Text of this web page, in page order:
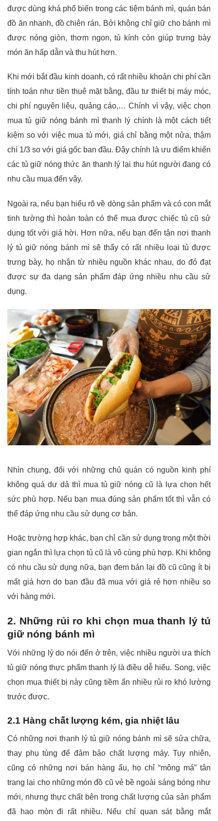
được dùng khá phổ biến trong các tiệm bánh mì, quán bán
đồ ăn nhanh, đồ chiên rán. Bởi không chỉ giữ cho bánh mì
được nóng giòn, thơm ngon, tủ kính còn giúp trưng bày
món ăn hấp dẫn và thu hút hơn.
Khi mới bắt đầu kinh doanh, có rất nhiều khoản chi phí cần
tính toán như tiền thuê mặt bằng, đầu tư thiết bị máy móc,
chi phí nguyên liệu, quảng cáo,… Chính vì vậy, việc chọn
mua tủ giữ nóng bánh mì thanh lý chính là một cách tiết
kiệm so với việc mua tủ mới, giá chỉ bằng một nửa, thậm
chí 1/3 so với giá gốc ban đầu. Đây chính là ưu điểm khiến
các tủ giữ nóng thức ăn thanh lý lại thu hút người đang có
nhu cầu mua đến vậy.
Ngoài ra, nếu bạn hiểu rõ về dòng sản phẩm và có con mắt
tinh tường thì hoàn toàn có thể mua được chiếc tủ cũ sử
dụng tốt với giá hời. Hơn nữa, nếu bạn đến tận nơi thanh
lý tủ giữ nóng bánh mì sẽ thấy có rất nhiều loại tủ được
trưng bày, họ nhận từ nhiều nguồn khác nhau, do đó đạt
được sự đa dạng sản phẩm đáp ứng nhiều nhu cầu sử
dụng.
Nhìn chung, đối với những chủ quán có nguồn kinh phí
không quá dư dả thì mua tủ giữ nóng cũ là lựa chọn hết
sức phù hợp. Nếu bạn mua đúng sản phẩm tốt thì vẫn có
thể đáp ứng nhu cầu sử dụng cơ bản.
Hoặc trường hợp khác, bạn chỉ cần sử dụng trong một thời
gian ngắn thì lựa chọn tủ cũ là vô cùng phù hợp. Khi không
có nhu cầu sử dụng nữa, bạn đem bán lại đồ cũ cũng ít bị
mất giá hơn do ban đầu đã mua với giá rẻ hơn nhiều so
với hàng mới.
2. Những rủi ro khi chọn mua thanh lý tủ
giữ nóng bánh mì
Với những lý do nói đến ở trên, việc nhiều người ưa thích
tủ giữ nóng thực phẩm thanh lý là điều dễ hiểu. Song, việc
chọn mua thiết bị này cũng tiềm ẩn nhiều rủi ro khó lường
trước được.
2.1 Hàng chất lượng kém, gia nhiệt lâu
Có những nơi thanh lý tủ giữ nóng bánh mì sẽ sửa chữa,
thay phụ tùng để đảm bảo chất lượng máy. Tuy nhiên,
cũng có những nơi bán hàng ẩu, họ chỉ “mông má” tân
trang lại cho những món đồ cũ vẻ bề ngoài sáng bóng như
mới, nhưng thực chất bên trong chất lượng của sản phẩm
đã hao mòn đi rất nhiều. Nếu chỉ quan sát bằng mắt